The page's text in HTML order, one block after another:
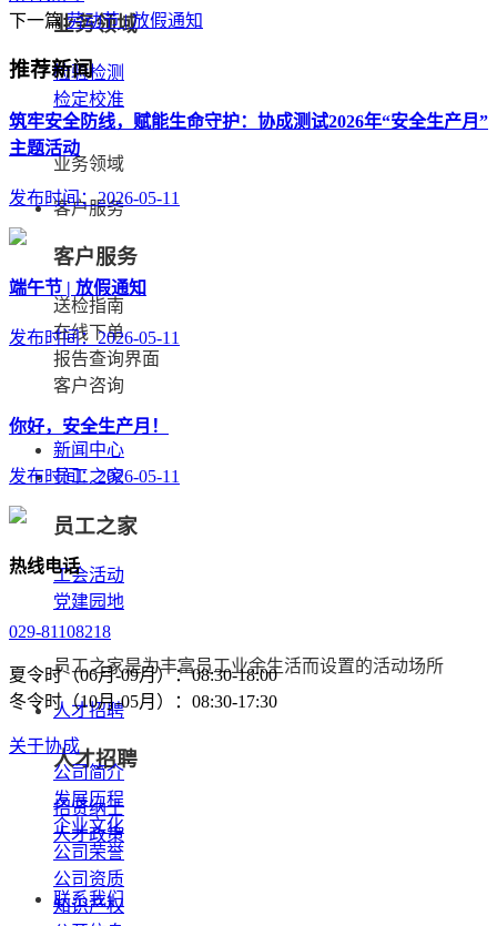
业务领域
检验检测
检定校准
业务领域
客户服务
客户服务
送检指南
在线下单
报告查询界面
客户咨询
新闻中心
员工之家
员工之家
工会活动
党建园地
员工之家是为丰富员工业余生活而设置的活动场所
人才招聘
人才招聘
招贤纳士
人才政策
联系我们
下一篇:劳动节 | 放假通知
推荐新闻
筑牢安全防线，赋能生命守护：协成测试2026年“安全生产月”
主题活动
发布时间：2026-05-11
端午节 | 放假通知
发布时间：2026-05-11
你好，安全生产月！
发布时间：2026-05-11
热线电话
029-81108218
夏令时（06月-09月）：08:30-18:00
冬令时（10月-05月）：08:30-17:30
关于协成
公司简介
发展历程
企业文化
公司荣誉
公司资质
知识产权